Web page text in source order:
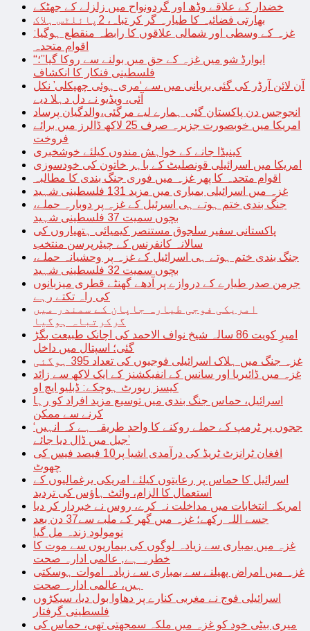
خضدار کے علاقے وڈھ اور گردونواح میں زلزلے کے جھٹکے
بھارتی فضائیہ کا طیارہ گر کر تباہ، 2پائلٹس ہلاک
غزہ کے وسطی اور شمالی علاقوں کا رابطہ منقطع ہوگیا:
اقوام متحدہ
“ایوارڈ شو میں غزہ کے حق میں بولنے سے روکا گیا”؛
فلسطینی فنکار کا انکشاف
آن لائن آرڈر کی گئی بریانی میں سے ‘مری ہوئی چھپکلی’ نکل
آئی، ویڈیو نے دل دہلا دیے
انجوجس دن پاکستان گئی ہمارے لیے مرگئی،والدگیان پرساد
امریکا میں خوبصورت جزیرہ صرف 25 لاکھ ڈالرز میں برائے
فروخت
کینیڈا جانے کے خواہش مندوں کیلئے خوشخبری
امریکا میں اسرائیلی قونصلیٹ کے باہر خاتون کی خودسوزی
اقوام متحدہ کا پھر غزہ میں فوری جنگ بندی کا مطالبہ
غزہ میں اسرائیلی بمباری میں مزید 131 فلسطینی شہید
جنگ بندی ختم ہوتے ہی اسرئیل کے غزہ پر دوبارہ حملے،
بچوں سمیت 37 فلسطینی شہید
پاکستانی سفیر سلجوق مستنصر کیمیائی ہتھیاروں کی
سالانہ کانفرنس کے چیئرپرسن منتخب
جنگ بندی ختم ہوتے ہی اسرائیل کے غزہ پر وحشیانہ حملے،
بچوں سمیت 32 فلسطینی شہید
جرمن صدر طیارے کے دروازے پر آدھے گھنٹے قطری میزبانوں
کی راہ تکتے رہے
امریکی فوجی طیارہ جاپان کے سمندر میں
گرکرتباہ ہوگیا
امیرِ کویت 86 سالہ شیخ نواف الاحمد کی اچانک طبیعت بگڑ
گئی؛ اسپتال میں داخل
غزہ جنگ میں ہلاک اسرائیلی فوجیوں کی تعداد 395 ہوگئی
غزہ میں ڈائیریا اور سانس کے انفیکشنز کے ایک لاکھ سے زائد
کیسز رپورٹ ہوچکے: ڈبلیو ایچ او
اسرائیل، حماس جنگ بندی میں توسیع مزید افراد کو رہا
کرنے سے ممکن
‘ججوں پر ٹرمپ کے حملے روکنے کا واحد طریقہ ہے کہ انہیں
جیل میں ڈال دیا جائے’
افغان ٹرانزٹ ٹریڈ کی درآمدی اشیا پر10 فیصد فیس کی
چھوٹ
اسرائیل کا حماس پر رعایتوں کیلئے امریکی یرغمالیوں کے
استعمال کا الزام، وائٹ ہاؤس کی تردید
امریکہ انتخابات میں مداخلت نہ کرے، روس نے خبردار کر دیا
جسے اللہ رکھے؛ غزہ میں گھر کے ملبے سے37 دن بعد
نومولود زندہ مل گیا
غزہ میں بمباری سے زیادہ لوگوں کی بیماریوں سے موت کا
خطرہ ہے, عالمی ادارہ صحت
غزہ میں امراض پھیلنے سے بمباری سے زیادہ اموات ہوسکتی
ہیں، عالمی ادارہ صحت
اسرائیلی فوج نے مغربی کنارے پر دھاوا بول دیا، سیکڑوں
فلسطینی گرفتار
میری بیٹی خود کو غزہ میں ملکہ سمجھتی تھی، حماس کی